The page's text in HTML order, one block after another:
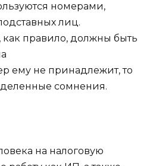
номерами,
лиц.
правило, должны быть
ему не принадлежит, то
сомнения.
на налоговую